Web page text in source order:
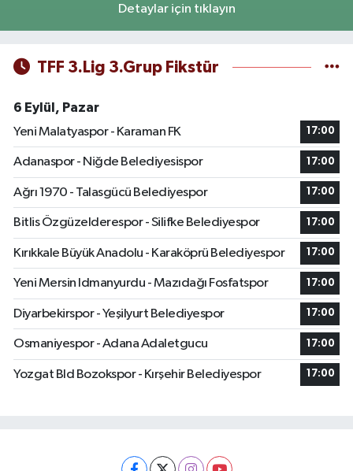
Detaylar için tıklayın
TFF 3.Lig 3.Grup Fikstür
6 Eylül, Pazar
Yeni Malatyaspor - Karaman FK
17:00
Adanaspor - Niğde Belediyesispor 17:00
Ağrı 1970 - Talasgücü Belediyespor 17:00
Bitlis Özgüzelderespor - Silifke Belediyespor 17:00
Kırıkkale Büyük Anadolu - Karaköprü Belediyespor 17:00
Yeni Mersin Idmanyurdu - Mazıdağı Fosfatspor 17:00
Diyarbekirspor - Yeşilyurt Belediyespor 17:00
Osmaniyespor - Adana Adaletgucu 17:00
Yozgat Bld Bozokspor - Kırşehir Belediyespor 17:00